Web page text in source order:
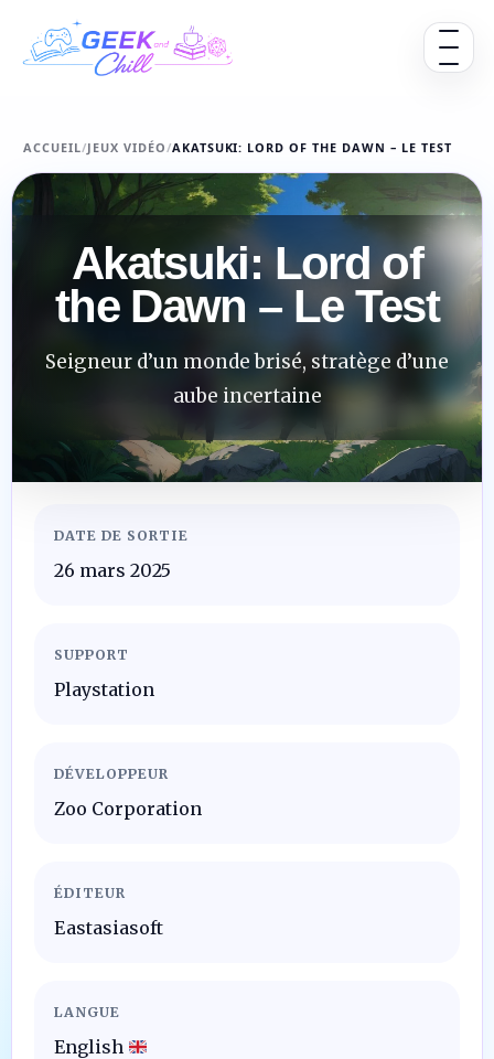
Ouvrir
ACCUEIL/JEUX VIDÉO/AKATSUKI: LORD OF THE DAWN – LE TEST
Akatsuki: Lord of
the Dawn – Le Test
Seigneur d’un monde brisé, stratège d’une
aube incertaine
DATE DE SORTIE
26 mars 2025
SUPPORT
Playstation
DÉVELOPPEUR
Zoo Corporation
ÉDITEUR
Eastasiasoft
LANGUE
English